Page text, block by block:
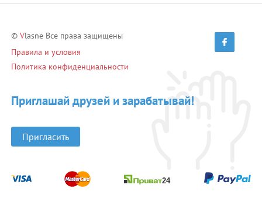
© Vlasne Все права защищены
Правила и условия
Политика конфиденциальности
Приглашай друзей и зарабатывай!
Пригласить